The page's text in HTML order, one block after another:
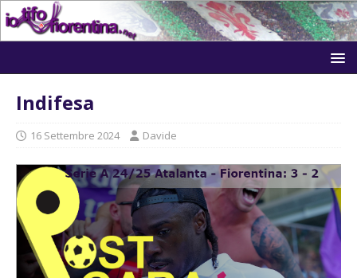
Indifesa
16 Settembre 2024 Davide